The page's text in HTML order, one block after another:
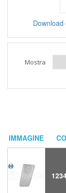
Download
Mostra
IMMAGINE